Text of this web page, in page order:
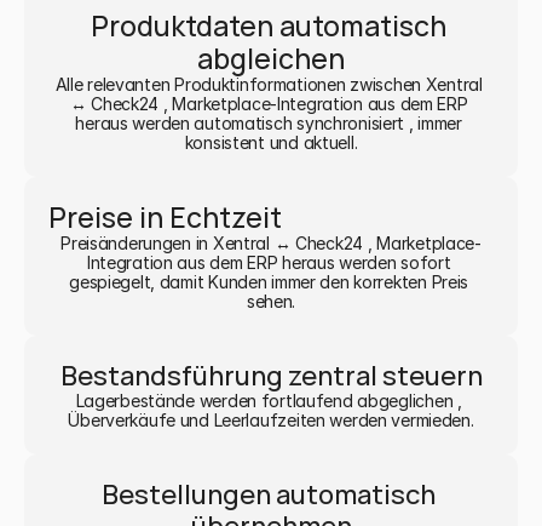
Produktdaten automatisch
abgleichen
Alle relevanten Produktinformationen zwischen Xentral
↔ Check24 , Marketplace-Integration aus dem ERP
heraus werden automatisch synchronisiert , immer
konsistent und aktuell.
Preise in Echtzeit
Preisänderungen in Xentral ↔ Check24 , Marketplace-
Integration aus dem ERP heraus werden sofort
gespiegelt, damit Kunden immer den korrekten Preis
sehen.
Bestandsführung zentral steuern
Lagerbestände werden fortlaufend abgeglichen ,
Überverkäufe und Leerlaufzeiten werden vermieden.
Bestellungen automatisch